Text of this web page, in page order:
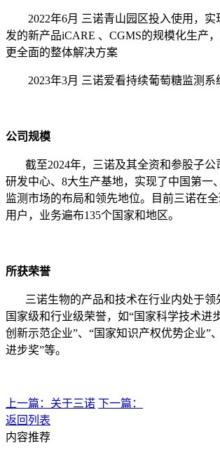
2022年6月 三诺青山园区投入使用，
发的新产品iCARE 、CGMS的规模化生产
更全面的整体解决方案
2023年3月 三诺爱看持续葡萄糖监测
公司规模
截至2024年，三诺及其全资和参股子公
研发中心、8大生产基地，实现了中国第一
监测市场的布局和领先地位。目前三诺在
用户，业务遍布135个国家和地区。
所获荣誉
三诺生物的产品和技术在行业内处于
国家级和行业级荣誉，如“国家科学技术进
创新示范企业”、“国家知识产权优势企业”
进步奖”等。
上一篇：关于三诺 下一篇：
返回列表
内容推荐